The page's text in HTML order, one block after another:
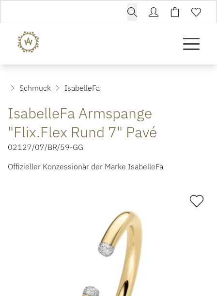
Schmuck IsabelleFa
IsabelleFa Armspange
"Flix.Flex Rund 7" Pavé
02127/07/BR/59-GG
Offizieller Konzessionär der Marke IsabelleFa